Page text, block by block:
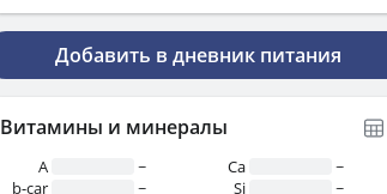
Добавить в дневник питания
Витамины и минералы
A
~
b-car
~
Ca
~
Si
~